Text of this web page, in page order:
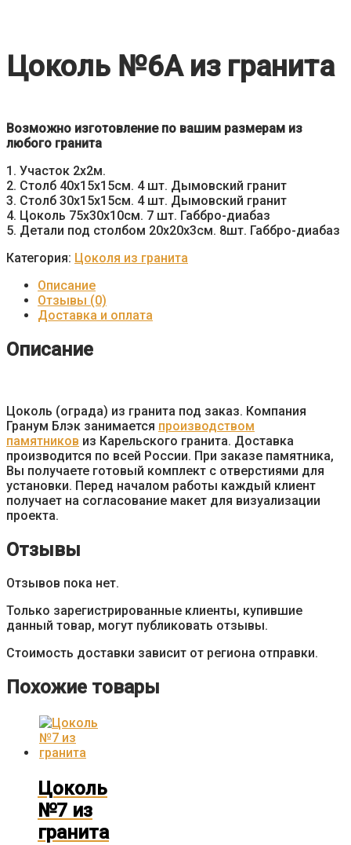
Цоколь №6А из гранита
Возможно изготовление по вашим размерам из
любого гранита
1. Участок 2х2м.
2. Столб 40х15х15см. 4 шт. Дымовский гранит
3. Столб 30х15х15см. 4 шт. Дымовский гранит
4. Цоколь 75х30х10см. 7 шт. Габбро-диабаз
5. Детали под столбом 20х20х3см. 8шт. Габбро-диабаз
Категория: Цоколя из гранита
Описание
Отзывы (0)
Доставка и оплата
Описание
Цоколь (ограда) из гранита под заказ. Компания
Гранум Блэк занимается производством
памятников из Карельского гранита. Доставка
производится по всей России. При заказе памятника,
Вы получаете готовый комплект с отверстиями для
установки. Перед началом работы каждый клиент
получает на согласование макет для визуализации
проекта.
Отзывы
Отзывов пока нет.
Только зарегистрированные клиенты, купившие
данный товар, могут публиковать отзывы.
Стоимость доставки зависит от региона отправки.
Похожие товары
Цоколь
№7 из
гранита